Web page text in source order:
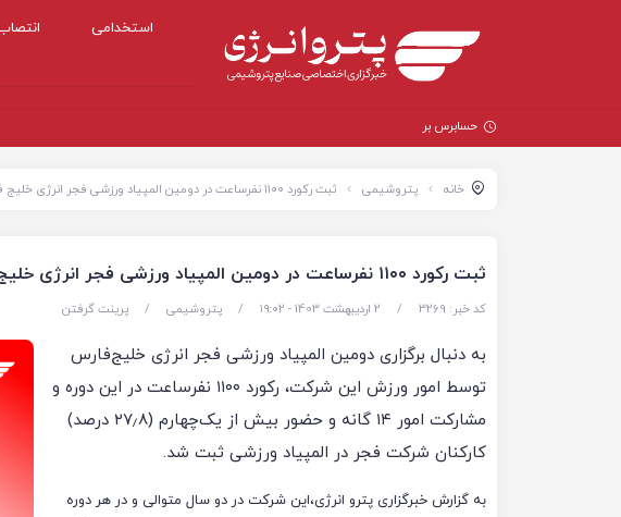
استخدامی
حسابرس بر ترازنامه «پ
خانه پتروشیمی ثبت رکورد ۱۱۰۰ نفرساعت در دومین المپیاد ورزشی فجر انرژی خلیج فارس
ثبت رکورد ۱۱۰۰ نفرساعت در دومین المپیاد ورزشی فجر انرژی خلیج فارس
کد خبر: 3269 / 2 اردیبهشت 1403 - ۱۹:۰۲ / پتروشیمی / پرینت گرفتن
به دنبال برگزاری دومین المپیاد ورزشی فجر انرژی خلیج‌فارس
توسط امور ورزش این شرکت، رکورد ۱۱۰۰ نفرساعت در این دوره و
مشارکت امور ۱۴ گانه و حضور بیش از یک‌چهارم (۲۷٫۸ درصد)
کارکنان شرکت فجر در المپیاد ورزشی ثبت شد.
به گزارش خبرگزاری پترو انرژی،این شرکت در دو سال متوالی و در هر دوره